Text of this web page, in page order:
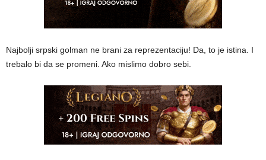
Najbolji srpski golman ne brani za reprezentaciju! Da, to je istina. I
trebalo bi da se promeni. Ako mislimo dobro sebi.